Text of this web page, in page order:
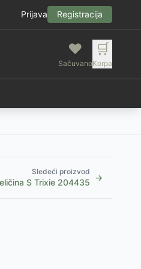
Prijava Registracija
❤️
Sačuvano
🛒
Korpa
Sledeći proizvod
S Trixie 204435 →